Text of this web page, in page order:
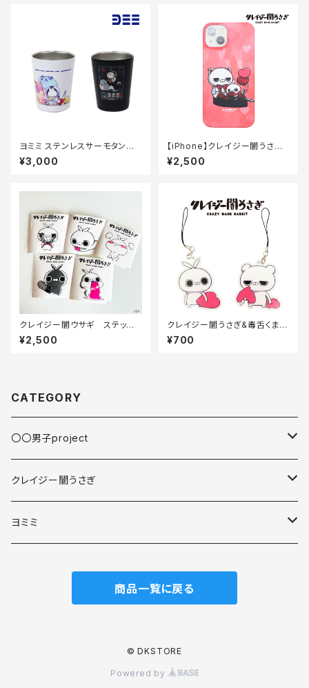
ヨミミ ステンレスサーモタンブラ
ー【360ml】
¥3,000
【iPhone】クレイジー闇うさぎ
マットコートケース（トリュフ）
¥2,500
クレイジー闇ウサギ ステッカ
ー5枚セット
¥2,500
クレイジー闇うさぎ&毒舌くま
アクリルキーホルダー70×70m
m
¥700
CATEGORY
〇〇男子project
缶バッジ
スマホアクセサリ
クレイジー闇うさぎ
スマホアクセサリ
ヨミミ
アクリルキーホルダー
商品一覧に戻る
© DKSTORE
Powered by